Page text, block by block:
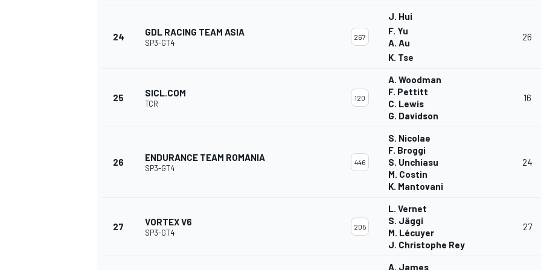
24 GDL RACING TEAM ASIA
SP3-GT4
267
J. Hui
F. Yu
A. Au
K. Tse
26
25 SICL.COM
TCR
120
A. Woodman
F. Pettitt
C. Lewis
G. Davidson
16
26 ENDURANCE TEAM ROMANIA
SP3-GT4
446
S. Nicolae
F. Broggi
S. Unchiasu
M. Costin
K. Mantovani
24
27 VORTEX V6
SP3-GT4
205
L. Vernet
S. Jäggi
M. Lécuyer
J. Christophe Rey
27
A. James